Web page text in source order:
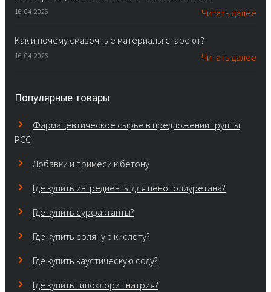
16-04-2026 Читать далее
Как и почему смазочные материалы стареют?
16-04-2026 Читать далее
Популярные товары
Фармацевтическое сырье в предложении Группы
PCC
Добавки и примеси к бетону
Где купить ингредиенты для пенополиуретана?
Где купить сурфактанты?
Где купить соляную кислоту?
Где купить каустическую соду?
Где купить гипохлорит натрия?